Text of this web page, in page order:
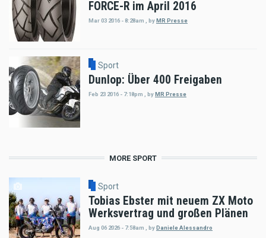
FORCE-R im April 2016
Mar 03 2016 - 8:28am byMR Presse
Sport
Dunlop: Über 400 Freigaben
Feb 23 2016 - 7:18pm byMR Presse
MORE SPORT
Sport
Tobias Ebster mit neuem ZX Moto
Werksvertrag und großen Plänen
Aug 06 2026 - 7:58am , byDaniele Alessandro